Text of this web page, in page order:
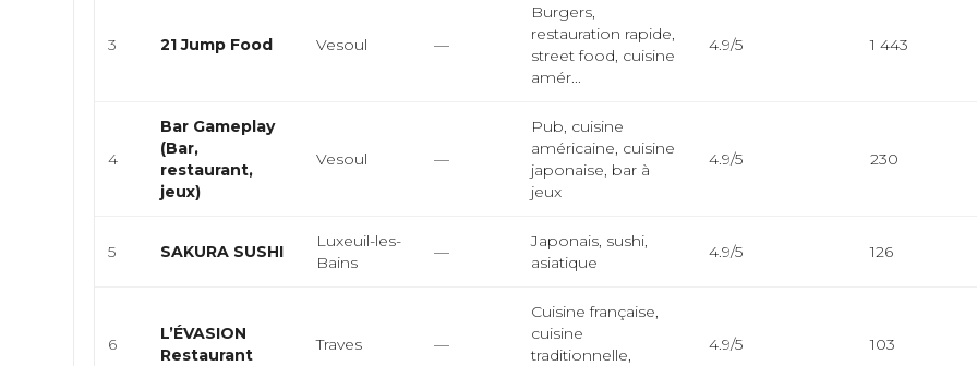
3 21 Jump Food Vesoul —
Burgers,
restauration rapide,
street food, cuisine
amér...
4.9/5 1 443
4
Bar Gameplay
(Bar,
restaurant,
jeux)
Vesoul —
Pub, cuisine
américaine, cuisine
japonaise, bar à
jeux
4.9/5 230
5 SAKURA SUSHI
Luxeuil-les-
Bains
—
Japonais, sushi,
asiatique
4.9/5 126
6
L’ÉVASION
Restaurant
Traves —
Cuisine française,
cuisine
traditionnelle,
4.9/5 103